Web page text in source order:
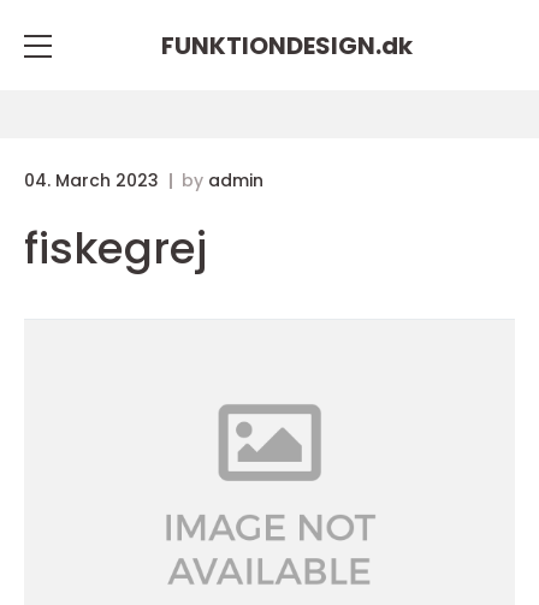
FUNKTIONDESIGN.dk
04. March 2023 by admin
fiskegrej